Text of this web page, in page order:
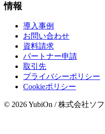
情報
導入事例
お問い合わせ
資料請求
パートナー申請
取引先
プライバシーポリシー
Cookieポリシー
© 2026 YubiOn / 株式会社ソ